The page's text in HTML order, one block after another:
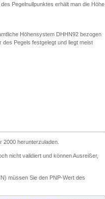
Pegelnullpunktes erhält man die Höhe
Höhensystem DHHN92 bezogen
Pegels festgelegt und liegt meist
2000 herunterzuladen.
nicht validiert und können Ausreißer,
müssen Sie den PNP-Wert des